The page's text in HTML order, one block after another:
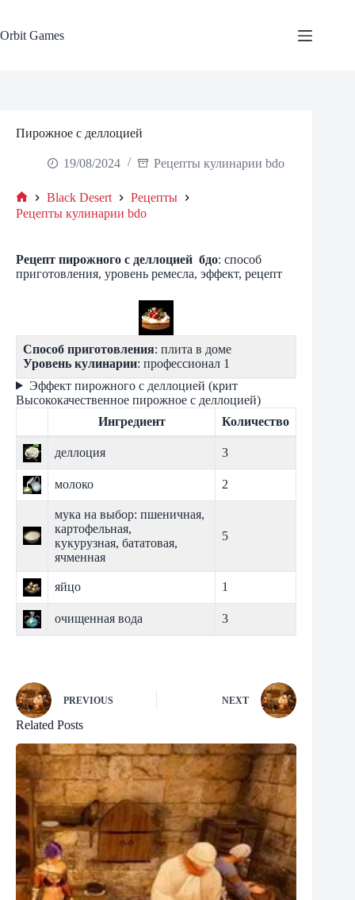
content
Orbit Games
Пирожное с деллоцией
19/08/2024 Рецепты кулинарии bdo
Home
Black Desert
Рецепты
Рецепты кулинарии bdo
Рецепт пирожного с деллоцией бдо: способ
приготовления, уровень ремесла, эффект, рецепт
Способ приготовления: плита в доме
Уровень кулинарии: профессионал 1
Эффект пирожного с деллоцией (крит
Высококачественное пирожное с деллоцией)
Ингредиент
Количество
деллоция 3
молоко 2
мука на выбор: пшеничная,
картофельная,
кукурузная, бататовая,
ячменная
5
яйцо 1
очищенная вода 3
PREVIOUS NEXT
Related Posts